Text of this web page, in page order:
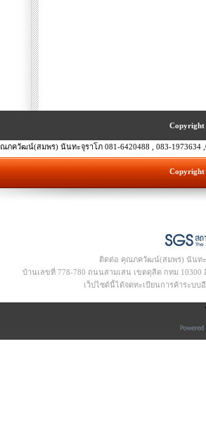
Copyright
ภควัฒน์(สมพร) นันทะจุราโภ 081-6420488 , 083-1973634
Copyright
ติดต่อ คุณภควัฒน์(สมพร) นันทะจุ
บ้านเลขที่ 778-780 ถนนสามเสน เขตดุสิต กทม 10300 อี
เว็ปไซด์นี้ได้จดทะเบียนการค้าระบบ